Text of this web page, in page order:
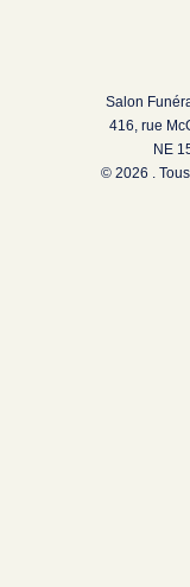
Salon
416, rue
NE
© 2026 .